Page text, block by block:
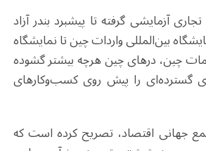
آزمایشی گرفته تا پیشبرد بندر آزاد
بین‌المللی واردات چین تا نمایشگاه
چین، درهای چین هرچه بیشتر گشوده
را پیش روی کسب‌وکارهای
جهانی اقتصاد، تصریح کرده است که